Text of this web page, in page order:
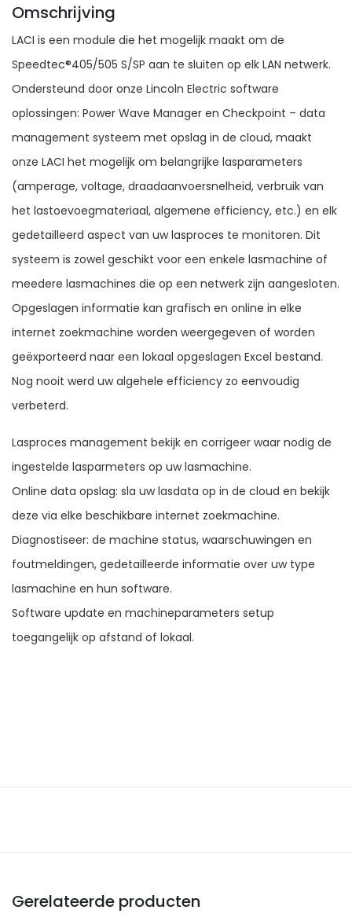
Omschrijving
LACI is een module die het mogelijk maakt om de
Speedtec®405/505 S/SP aan te sluiten op elk LAN netwerk.
Ondersteund door onze Lincoln Electric software
oplossingen: Power Wave Manager en Checkpoint – data
management systeem met opslag in de cloud, maakt
onze LACI het mogelijk om belangrijke lasparameters
(amperage, voltage, draadaanvoersnelheid, verbruik van
het lastoevoegmateriaal, algemene efficiency, etc.) en elk
gedetailleerd aspect van uw lasproces te monitoren. Dit
systeem is zowel geschikt voor een enkele lasmachine of
meedere lasmachines die op een netwerk zijn aangesloten.
Opgeslagen informatie kan grafisch en online in elke
internet zoekmachine worden weergegeven of worden
geëxporteerd naar een lokaal opgeslagen Excel bestand.
Nog nooit werd uw algehele efficiency zo eenvoudig
verbeterd.
Lasproces management bekijk en corrigeer waar nodig de
ingestelde lasparmeters op uw lasmachine.
Online data opslag: sla uw lasdata op in de cloud en bekijk
deze via elke beschikbare internet zoekmachine.
Diagnostiseer: de machine status, waarschuwingen en
foutmeldingen, gedetailleerde informatie over uw type
lasmachine en hun software.
Software update en machineparameters setup
toegangelijk op afstand of lokaal.
Gerelateerde producten